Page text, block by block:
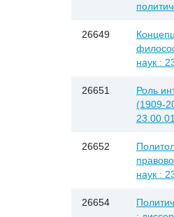
26649
наук :
26651
Роль
(1909-
23.00.01
26652
наук :
26654